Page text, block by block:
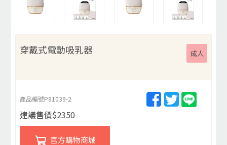
穿戴式電動吸乳器 成人
產品編號P81039-2
建議售價$2350
官方購物商城